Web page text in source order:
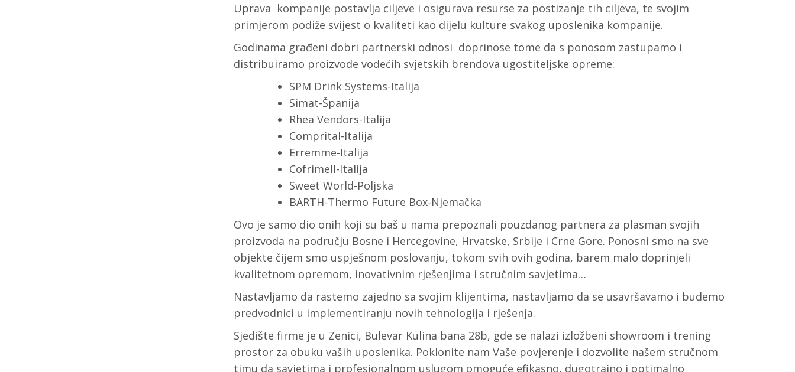
Uprava kompanije postavlja ciljeve i osigurava resurse za postizanje tih ciljeva, te svojim
primjerom podiže svijest o kvaliteti kao dijelu kulture svakog uposlenika kompanije.
Godinama građeni dobri partnerski odnosi doprinose tome da s ponosom zastupamo i
distribuiramo proizvode vodećih svjetskih brendova ugostiteljske opreme:
SPM Drink Systems-Italija
Simat-Španija
Rhea Vendors-Italija
Comprital-Italija
Erremme-Italija
Cofrimell-Italija
Sweet World-Poljska
BARTH-Thermo Future Box-Njemačka
Ovo je samo dio onih koji su baš u nama prepoznali pouzdanog partnera za plasman svojih
proizvoda na području Bosne i Hercegovine, Hrvatske, Srbije i Crne Gore. Ponosni smo na sve
objekte čijem smo uspješnom poslovanju, tokom svih ovih godina, barem malo doprinjeli
kvalitetnom opremom, inovativnim rješenjima i stručnim savjetima…
Nastavljamo da rastemo zajedno sa svojim klijentima, nastavljamo da se usavršavamo i budemo
predvodnici u implementiranju novih tehnologija i rješenja.
Sjedište firme je u Zenici, Bulevar Kulina bana 28b, gde se nalazi izložbeni showroom i trening
prostor za obuku vaših uposlenika. Poklonite nam Vaše povjerenje i dozvolite našem stručnom
timu da savjetima i profesionalnom uslugom omoguće efikasno, dugotrajno i optimalno